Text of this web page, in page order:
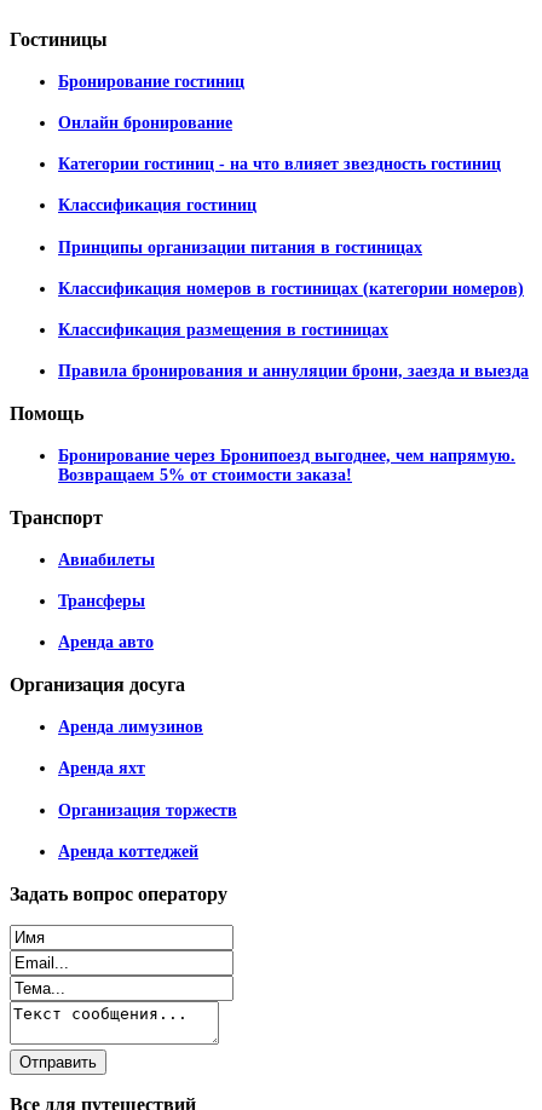
Гостиницы
Бронирование гостиниц
Онлайн бронирование
Категории гостиниц - на что влияет звездность гостиниц
Классификация гостиниц
Принципы организации питания в гостиницах
Классификация номеров в гостиницах (категории номеров)
Классификация размещения в гостиницах
Правила бронирования и аннуляции брони, заезда и выезда
Помощь
Бронирование через Бронипоезд выгоднее, чем напрямую.
Возвращаем 5% от стоимости заказа!
Транспорт
Авиабилеты
Трансферы
Аренда авто
Организация досуга
Аренда лимузинов
Аренда яхт
Организация торжеств
Аренда коттеджей
Задать вопрос оператору
Все для путешествий